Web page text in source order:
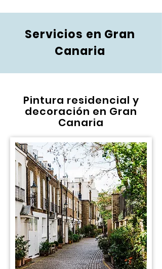
Servicios en Gran
Canaria
Pintura residencial y
decoración en Gran
Canaria